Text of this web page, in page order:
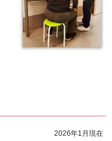
2026年1月現在